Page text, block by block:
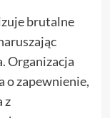
brutalne
Organizacja
o zapewnienie,
z